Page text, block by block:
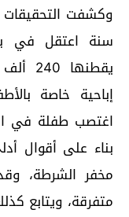
سنة اعتقل في
إباحية خاصة
اغتصب طفلة في
مخفر الشرطة،
متفرقة، ويتابع